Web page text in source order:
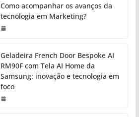
Como acompanhar os avanços da
tecnologia em Marketing?
Geladeira French Door Bespoke AI
RM90F com Tela AI Home da
Samsung: inovação e tecnologia em
foco